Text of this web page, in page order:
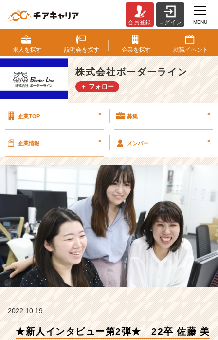
新
人
イ
ン
タ
ビ
2
佐
美
月
【株
式
会
社
ボ
イ
会員登録 ログイン MENU
求人を探す 説明会を探す 企業を探す 就職イベント
株式会社ボーダーライン
＋ フォロー
企業TOP > 募集 >
企業情報 > メンバー >
2022.10.19
★新人インタビュー第2弾★ 22卒 佐藤 美